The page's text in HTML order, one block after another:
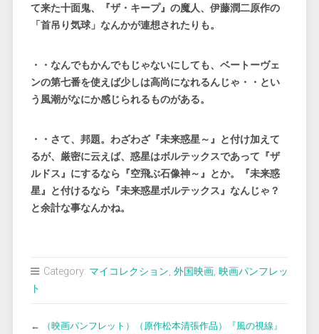
て来た十面鬼、『ザ・キープ』の魔人、伊藤潤二原作の
「首吊り気球」なんかが連想されたりも。
・・なんでもかんでもじゃないにしても、ベートーヴェ
ンの第七番を使えば少しは高尚になれるんじゃ・・とい
う風潮がなにか感じられるものがある。
・・さて、邦題。わざわざ『未来惑星～』と付け加えて
るが、厳密に云えば、惑星はボルテックスであって『ザ
ルドス』にするなら『空飛ぶ石像神～』とか。『未来惑
星』と付けるなら『未来惑星ボルテックス』なんじゃ？
と余計な事なんかね。
Category: マイコレクション, 外国映画, 映画パンフレッ
ト
←
（映画パンフレット）（原作松本清張作品）『風の視線』